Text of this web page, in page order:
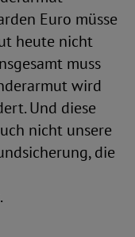
Euro müsse
heute nicht
muss
wird
Und diese
nicht unsere
die